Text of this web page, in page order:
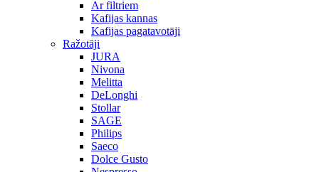
Ar filtriem
Kafijas kannas
Kafijas pagatavotāji
Ražotāji
JURA
Nivona
Melitta
DeLonghi
Stollar
SAGE
Philips
Saeco
Dolce Gusto